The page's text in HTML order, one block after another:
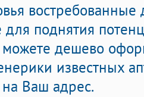
востребованные
поднятия
дешево
известных
на Ваш адрес.